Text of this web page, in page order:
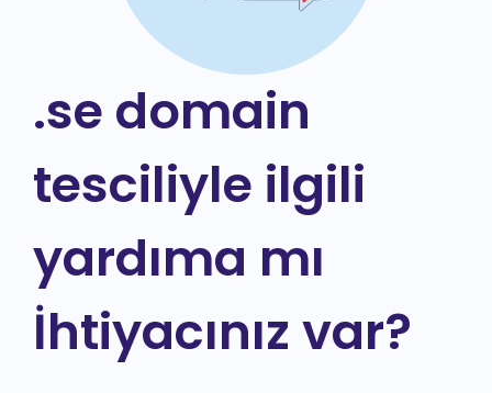
.se domain
tesciliyle ilgili
yardıma mı
İhtiyacınız var?